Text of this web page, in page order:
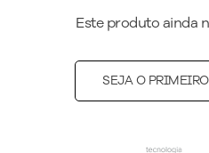
Este produto ainda
SEJA O